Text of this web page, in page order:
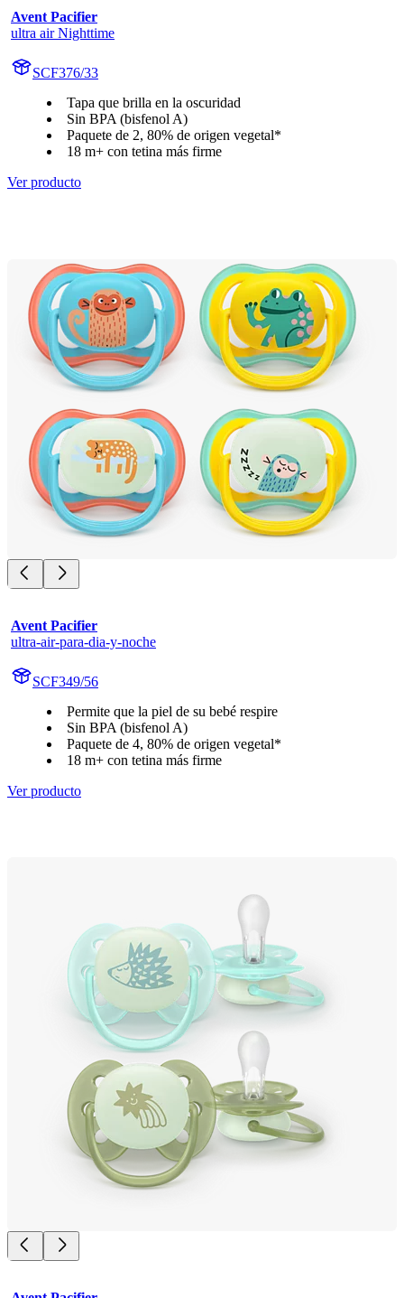
Avent Pacifier
ultra air Nighttime
SCF376/33
Tapa que brilla en la oscuridad
Sin BPA (bisfenol A)
Paquete de 2, 80% de origen vegetal*
18 m+ con tetina más firme
Ver producto
Avent Pacifier
ultra-air-para-dia-y-noche
SCF349/56
Permite que la piel de su bebé respire
Sin BPA (bisfenol A)
Paquete de 4, 80% de origen vegetal*
18 m+ con tetina más firme
Ver producto